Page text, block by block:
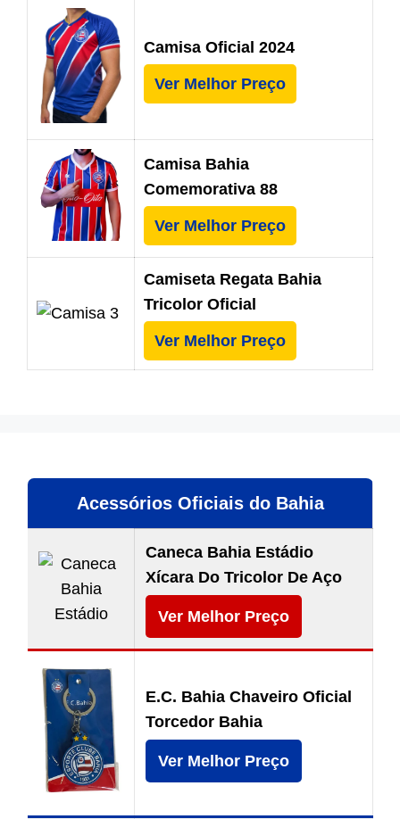
Camisa Oficial 2024
Ver Melhor Preço
Camisa Bahia
Comemorativa 88
Ver Melhor Preço
Camiseta Regata Bahia
Tricolor Oficial
Ver Melhor Preço
Acessórios Oficiais do Bahia
Caneca Bahia Estádio
Xícara Do Tricolor De Aço
Ver Melhor Preço
E.C. Bahia Chaveiro Oficial
Torcedor Bahia
Ver Melhor Preço